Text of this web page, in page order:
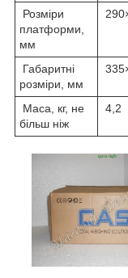
Розміри
платформи,
мм
Габаритні
розміри, мм
Маса, кг, не
більш ніж
4,2